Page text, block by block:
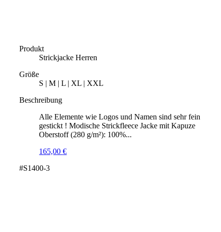
Produkt
Strickjacke Herren
Größe
S | M | L | XL | XXL
Beschreibung
Alle Elemente wie Logos und Namen sind sehr fein
gestickt ! Modische Strickfleece Jacke mit Kapuze
Oberstoff (280 g/m²): 100%...
165,00€
#S1400-3